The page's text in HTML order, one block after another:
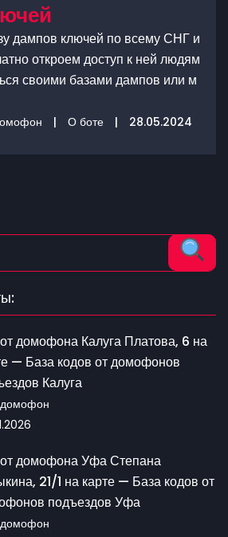
дампов ключей по всему СНГ и
откроем доступ к ней людям
своими базами дампов или м
| О боте | 28.05.2024
домофона Калуга Платова, 6 на
— База кодов от домофонов
Калуга
домофона Уфа Степана
21/1 на карте — База кодов от
подъездов Уфа